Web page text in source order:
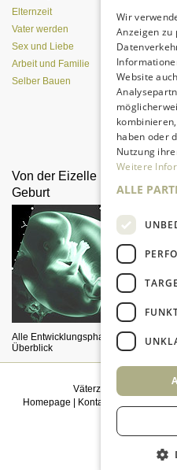
Elternzeit
Vater werden
Sex und Liebe
Arbeit und Familie
Selber Bauen
Von der Eizelle bis zur
Geburt
Alle Entwicklungsphasen im
Überblick
Väterzeit
Homepage
Kontakt
Wir
Anzeigen zu
Website
haben oder
Nutzung
Weitere
ALLE